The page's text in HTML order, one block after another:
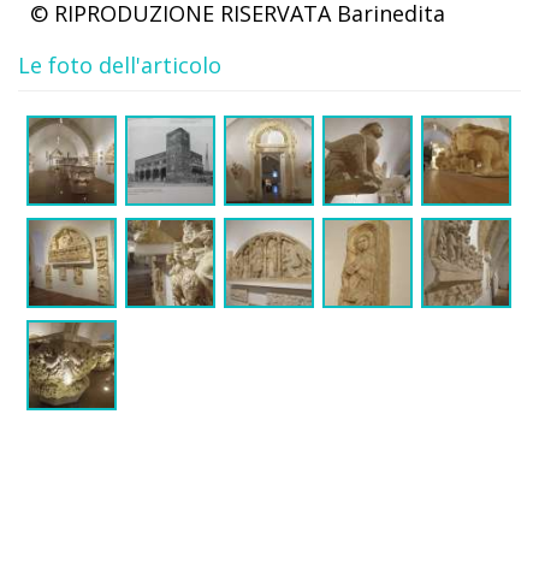
© RIPRODUZIONE RISERVATA Barinedita
Le foto dell'articolo